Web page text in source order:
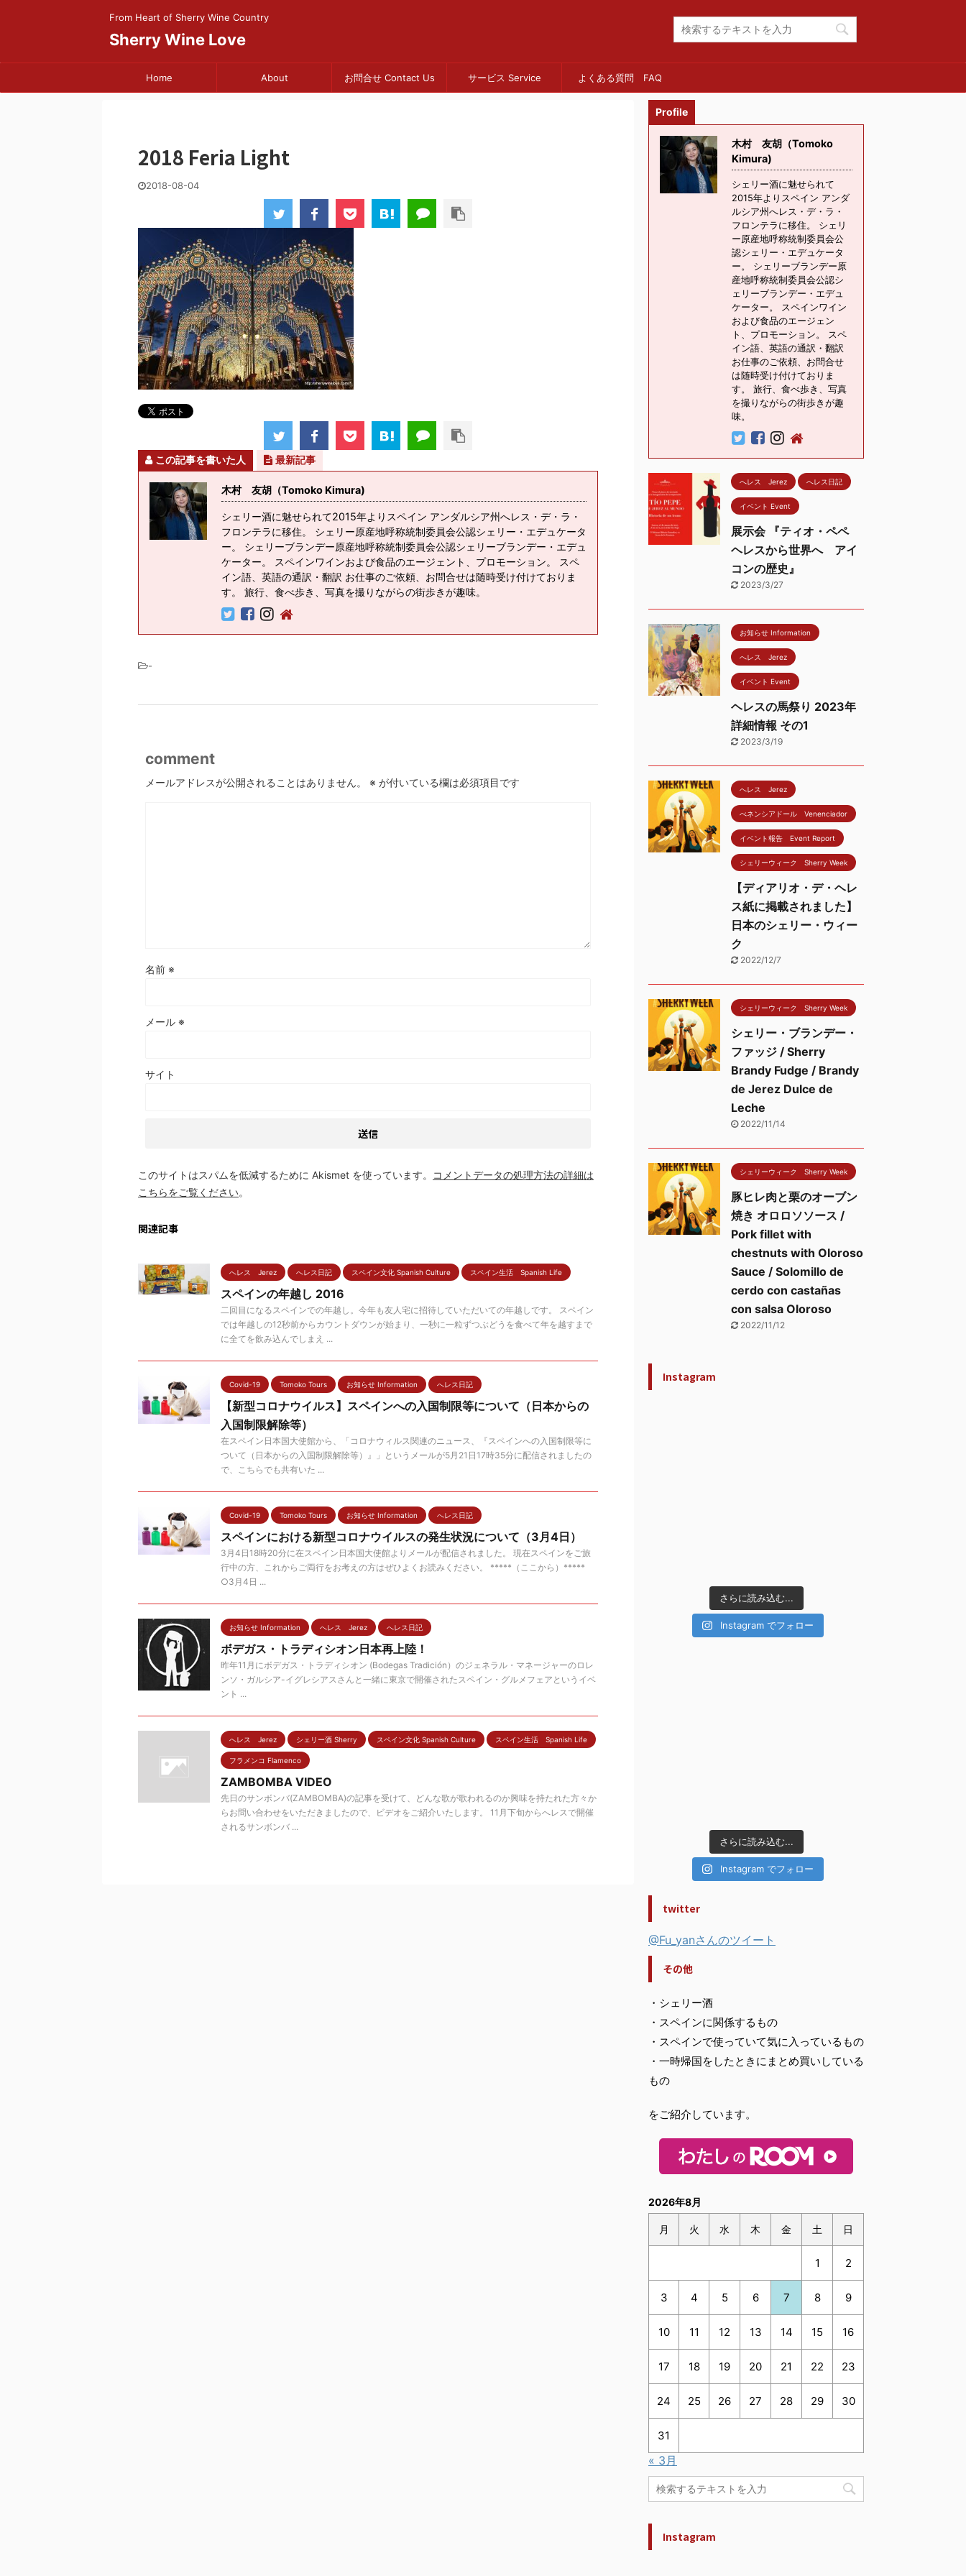
From Heart of Sherry Wine Country
Sherry Wine Love
Home About お問合せ Contact Us サービス Service よくある質問 FAQ
2018 Feria Light
2018-08-04
この記事を書いた人 最新記事
木村 友胡（Tomoko Kimura)
シェリー酒に魅せられて2015年よりスペイン アンダルシア州へレス・デ・ラ・
フロンテラに移住。 シェリー原産地呼称統制委員会公認シェリー・エデュケータ
ー。 シェリーブランデー原産地呼称統制委員会公認シェリーブランデー・エデュ
ケーター。 スペインワインおよび食品のエージェント、プロモーション。 スペ
イン語、英語の通訳・翻訳 お仕事のご依頼、お問合せは随時受け付けておりま
す。 旅行、食べ歩き、写真を撮りながらの街歩きが趣味。
-
comment
メールアドレスが公開されることはありません。 ※ が付いている欄は必須項目です
名前 ※
メール ※
サイト
このサイトはスパムを低減するために Akismet を使っています。
コメントデータの処理方法の詳細は
こちらをご覧ください。
関連記事
へレス Jerez へレス日記 スペイン文化 Spanish Culture スペイン生活 Spanish Life
スペインの年越し 2016
二回目になるスペインでの年越し。今年も友人宅に招待していただいての年越しです。 スペイン
では年越しの12秒前からカウントダウンが始まり、一秒に一粒ずつぶどうを食べて年を越すまで
に全てを飲み込んでしまえ ...
Covid-19 Tomoko Tours お知らせ Information へレス日記
【新型コロナウイルス】スペインへの入国制限等について（日本からの
入国制限解除等）
在スペイン日本国大使館から、「コロナウィルス関連のニュース、『スペインへの入国制限等に
ついて（日本からの入国制限解除等）』」というメールが5月21日17時35分に配信されましたの
で、こちらでも共有いた ...
Covid-19 Tomoko Tours お知らせ Information へレス日記
スペインにおける新型コロナウイルスの発生状況について（3月4日）
3月4日18時20分に在スペイン日本国大使館よりメールが配信されました。 現在スペインをご旅
行中の方、これからご両行をお考えの方はぜひよくお読みください。 *****（ここから）*****
○3月4日 ...
お知らせ Information へレス Jerez へレス日記
ボデガス・トラディシオン日本再上陸！
昨年11月にボデガス・トラディシオン (Bodegas Tradición）のジェネラル・マネージャーのロレ
ンソ・ガルシア-イグレシアスさんと一緒に東京で開催されたスペイン・グルメフェアというイベ
ント ...
へレス Jerez シェリー酒 Sherry スペイン文化 Spanish Culture スペイン生活 Spanish Life
フラメンコ Flamenco
ZAMBOMBA VIDEO
先日のサンボンバ(ZAMBOMBA)の記事を受けて、どんな歌が歌われるのか興味を持たれた方々か
らお問い合わせをいただきましたので、ビデオをご紹介いたします。 11月下旬からへレスで開催
されるサンボンバ ...
Profile
木村 友胡（Tomoko
Kimura)
シェリー酒に魅せられて
2015年よりスペイン アンダ
ルシア州へレス・デ・ラ・
フロンテラに移住。 シェリ
ー原産地呼称統制委員会公
認シェリー・エデュケータ
ー。 シェリーブランデー原
産地呼称統制委員会公認シ
ェリーブランデー・エデュ
ケーター。 スペインワイン
および食品のエージェン
ト、プロモーション。 スペ
イン語、英語の通訳・翻訳
お仕事のご依頼、お問合せ
は随時受け付けておりま
す。 旅行、食べ歩き、写真
を撮りながらの街歩きが趣
味。
へレス Jerez へレス日記
イベント Event
展示会 『ティオ・ペペ
ヘレスから世界へ アイ
コンの歴史』
2023/3/27
お知らせ Information
へレス Jerez
イベント Event
ヘレスの馬祭り 2023年
詳細情報 その1
2023/3/19
へレス Jerez
べネンシアドール Venenciador
イベント報告 Event Report
シェリーウィーク Sherry Week
【ディアリオ・デ・ヘレ
ス紙に掲載されました】
日本のシェリー・ウィー
ク
2022/12/7
シェリーウィーク Sherry Week
シェリー・ブランデー・
ファッジ / Sherry
Brandy Fudge / Brandy
de Jerez Dulce de
Leche
2022/11/14
シェリーウィーク Sherry Week
豚ヒレ肉と栗のオーブン
焼き オロロソソース /
Pork fillet with
chestnuts with Oloroso
Sauce / Solomillo de
cerdo con castañas
con salsa Oloroso
2022/11/12
Instagram
さらに読み込む...
Instagram でフォロー
さらに読み込む...
Instagram でフォロー
twitter
@Fu_yanさんのツイート
その他
・シェリー酒
・スペインに関係するもの
・スペインで使っていて気に入っているもの
・一時帰国をしたときにまとめ買いしている
もの
をご紹介しています。
2026年8月
月 火 水 木 金 土 日
1 2
3 4 5 6 7 8 9
10 11 12 13 14 15 16
17 18 19 20 21 22 23
24 25 26 27 28 29 30
31
« 3月
Instagram